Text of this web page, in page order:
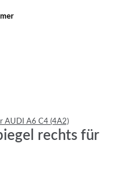
rechts für